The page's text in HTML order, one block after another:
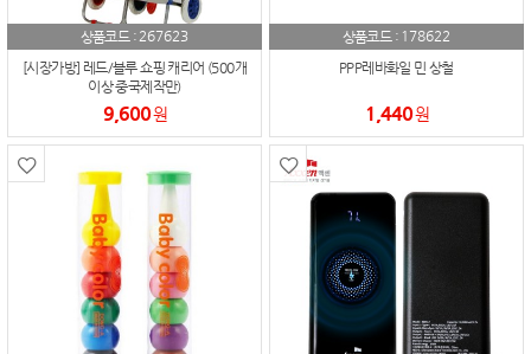
상품코드 :267623
[시장가방] 레드/블루 쇼핑 캐리어 (500개
이상 중국제작만)
9,600원
상품코드 : 178622
PPP레바화일 민 상철
1,440원